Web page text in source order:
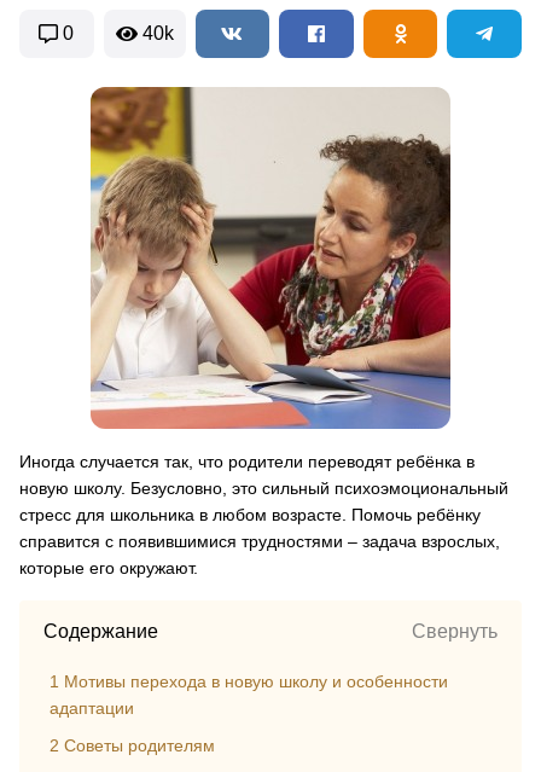
0 40k
Иногда случается так, что родители переводят ребёнка в
новую школу. Безусловно, это сильный психоэмоциональный
стресс для школьника в любом возрасте. Помочь ребёнку
справится с появившимися трудностями – задача взрослых,
которые его окружают.
Содержание Свернуть
1 Мотивы перехода в новую школу и особенности
адаптации
2 Советы родителям